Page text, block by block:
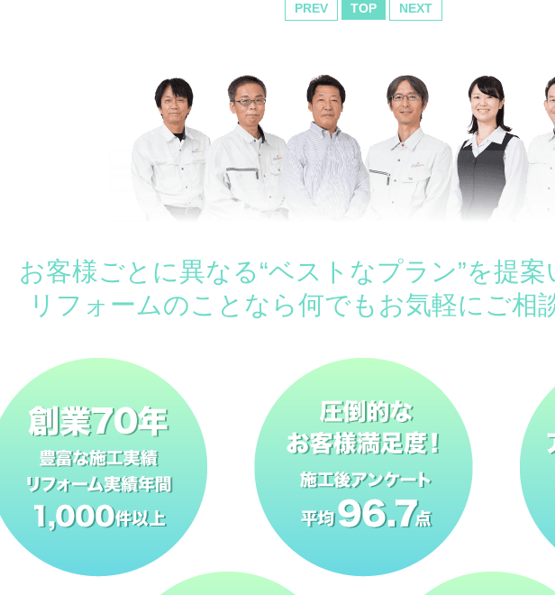
PREV TOP NEXT
お客様ごとに異なる“ベストなプラン”を提案
リフォームのことなら何でもお気軽にご相